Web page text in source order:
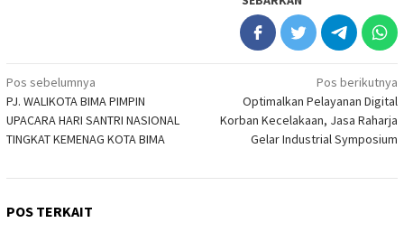
Navigasi
pos
Pos sebelumnya
PJ. WALIKOTA BIMA PIMPIN
UPACARA HARI SANTRI NASIONAL
TINGKAT KEMENAG KOTA BIMA
Pos berikutnya
Optimalkan Pelayanan Digital
Korban Kecelakaan, Jasa Raharja
Gelar Industrial Symposium
POS TERKAIT